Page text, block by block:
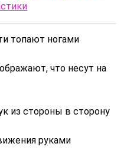
топают ногами
что несут на
из стороны в сторону
руками